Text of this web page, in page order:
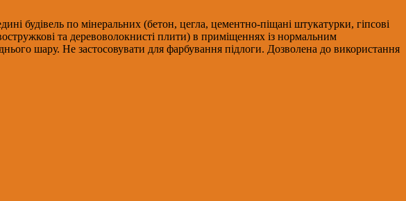
будівель по мінеральних (бетон, цегла, цементно-піщані штукатурки, гіпсові
та деревоволокнисті плити) в приміщеннях із нормальним
шару. Не застосовувати для фарбування підлоги. Дозволена до використання